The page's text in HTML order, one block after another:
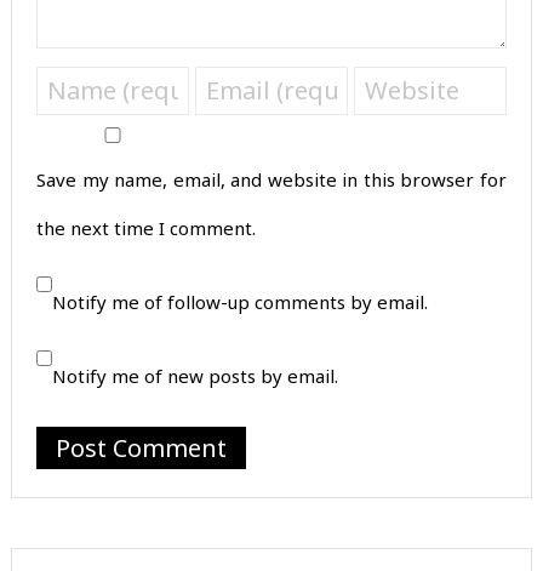
Save my name, email, and website in this browser for
the next time I comment.
Notify me of follow-up comments by email.
Notify me of new posts by email.